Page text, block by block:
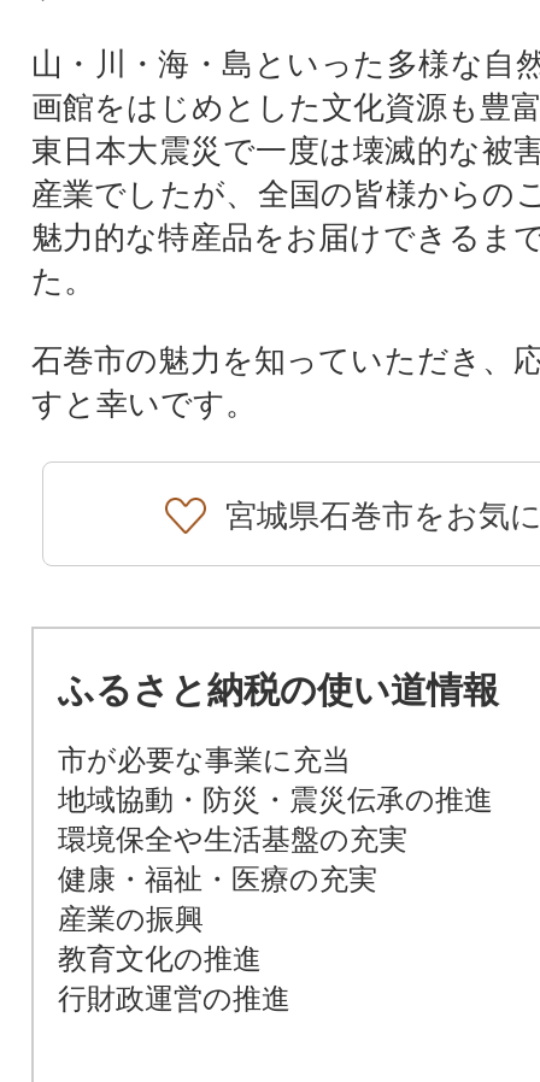
山・川・海・島といった多様な自
画館をはじめとした文化資源も豊
東日本大震災で一度は壊滅的な被
産業でしたが、全国の皆様からの
魅力的な特産品をお届けできるま
た。
石巻市の魅力を知っていただき、
すと幸いです。
宮城県石巻市をお気
ふるさと納税の使い道情報
市が必要な事業に充当
地域協動・防災・震災伝承の推進
環境保全や生活基盤の充実
健康・福祉・医療の充実
産業の振興
教育文化の推進
行財政運営の推進